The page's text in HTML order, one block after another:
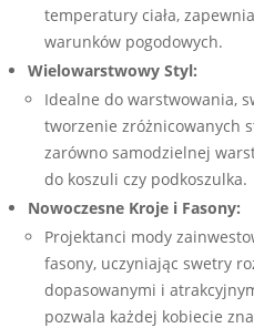
temperatury ciała,
warunków pogodowych.
Wielowarstwowy Styl:
Idealne do warstwowania,
tworzenie zróżnicowanych
zarówno samodzielnej
do koszuli czy podkoszulka.
Nowoczesne Kroje i Fasony:
Projektanci mody
fasony, uczyniając swetry
dopasowanymi i
pozwala każdej kobiecie